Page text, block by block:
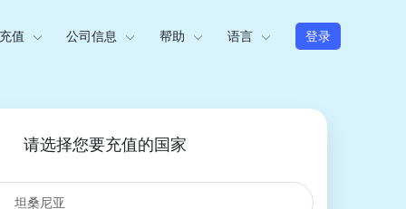
值 公司信息 帮助 语言 登录
请选择您要充值的国家